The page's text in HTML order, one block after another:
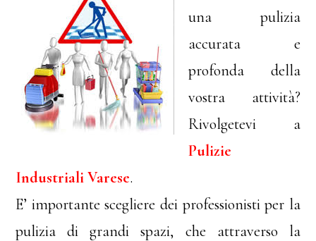
una pulizia
accurata e
profonda della
vostra attività?
Rivolgetevi a
Pulizie
Industriali Varese.
E’ importante scegliere dei professionisti per la
pulizia di grandi spazi, che attraverso la